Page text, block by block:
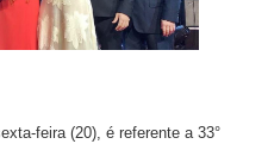
feira (20), é referente a 33°